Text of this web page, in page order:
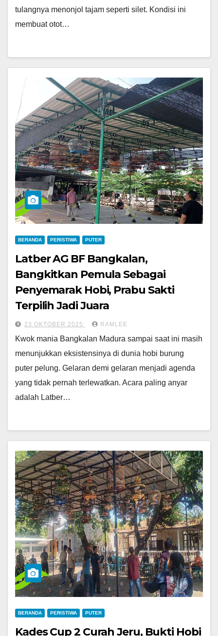
tulangnya menonjol tajam seperti silet. Kondisi ini
membuat otot…
BERANDA PERISTIWA PUTER
Latber AG BF Bangkalan,
Bangkitkan Pemula Sebagai
Penyemarak Hobi, Prabu Sakti
Terpilih Jadi Juara
23 OKTOBER 2025 RAMLEE
Kwok mania Bangkalan Madura sampai saat ini masih
menunjukkan eksistensinya di dunia hobi burung
puter pelung. Gelaran demi gelaran menjadi agenda
yang tidak pernah terlewatkan. Acara paling anyar
adalah Latber…
BERANDA PERISTIWA PUTER
Kades Cup 2 Curah Jeru, Bukti Hobi